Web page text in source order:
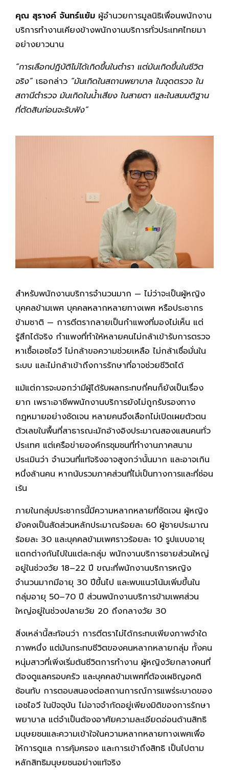
คุณ สุรางค์ จันทร์แย้ม ผู้อำนวยการมูลนิธิเพื่อนพนักงาน
บริการทำงานเคียงข้างพนักงานบริการทั่วประเทศไทยมา
อย่างยาวนาน
“การเลือกปฏิบัติไม่ได้เกิดขึ้นในตำรา แต่มันเกิดขึ้นในชีวิต
จริง”เธอกล่าว “มันเกิดในสถานพยาบาล ในจุดตรวจ ใน
สถานีตำรวจ มันเกิดในน้ำเสียง ในสายตา และในสมมติฐาน
ที่ตัดสินก่อนจะรับฟัง”
สำหรับพนักงานบริการจำนวนมาก — ไม่ว่าจะเป็นผู้หญิง
บุคคลข้ามเพศ บุคคลหลากหลายทางเพศ หรือประชากร
ข้ามชาติ — การตีตรากลายเป็นกำแพงที่มองไม่เห็น แต่
รู้สึกได้จริง กำแพงที่ทำให้หลายคนไม่กล้าเข้ารับการตรวจ
หาเชื้อเอชไอวี ไม่กล้าขอความช่วยเหลือ ไม่กล้าเชื่อมั่นใน
ระบบ และไม่กล้าเข้าถึงการรักษาที่อาจช่วยชีวิตได้
แม้แต่การจะบอกว่ามีผู้ได้รับผลกระทบกี่คนก็ยังเป็นเรื่อง
ยาก เพราะอาชีพพนักงานบริการยังไม่ถูกรับรองทาง
กฎหมายอย่างชัดเจน หลายคนจึงเลือกไม่เปิดเผยตัวตน
ตัวเลขในพื้นที่สาธารณะมักอ้างอิงประมาณสองแสนคนทั่ว
ประเทศ แต่เครือข่ายองค์กรชุมชนที่ทำงานภาคสนาม
ประเมินว่า จำนวนที่แท้จริงอาจสูงกว่านั้นมาก และอาจเกิน
หนึ่งล้านคน หากนับรวมภาคส่วนที่ไม่เป็นทางการและที่ซ่อน
เร้น
ภายในกลุ่มประชากรนี้มีความหลากหลายที่ชัดเจน ผู้หญิง
ยังคงเป็นสัดส่วนหลักประมาณร้อยละ 60 ผู้ชายประมาณ
ร้อยละ 30 และบุคคลข้ามเพศราวร้อยละ 10 รูปแบบอายุ
แตกต่างกันไปในแต่ละกลุ่ม พนักงานบริการชายส่วนใหญ่
อยู่ในช่วงวัย 18–22 ปี ขณะที่พนักงานบริการหญิง
จำนวนมากมีอายุ 30 ปีขึ้นไป และพบแนวโน้มเพิ่มขึ้นใน
กลุ่มอายุ 50–70 ปี ส่วนพนักงานบริการข้ามเพศส่วน
ใหญ่อยู่ในช่วงปลายวัย 20 ถึงกลางวัย 30
สิ่งเหล่านี้สะท้อนว่า การตีตราไม่ได้กระทบเพียงภาพจำใด
ภาพหนึ่ง แต่มันกระทบชีวิตของคนหลากหลายกลุ่ม ทั้งคน
หนุ่มสาวที่เพิ่งเริ่มต้นชีวิตการทำงาน ผู้หญิงวัยกลางคนที่
ต้องดูแลครอบครัว และบุคคลข้ามเพศที่ต้องเผชิญอคติ
ซ้อนทับ การตอบสนองต่อสถานการณ์การแพร่ระบาดของ
เอชไอวี ในปัจจุบัน ไม่อาจจำกัดอยู่เพียงมิติของการรักษา
พยาบาล แต่จำเป็นต้องอาศัยความละเอียดอ่อนด้านสิทธิ
มนุษยชนและความเข้าใจในความหลากหลายทางเพศเพื่อ
ให้การดูแล การคุ้มครอง และการเข้าถึงสิทธิ เป็นไปตาม
หลักสิทธิมนุษยชนอย่างแท้จริง